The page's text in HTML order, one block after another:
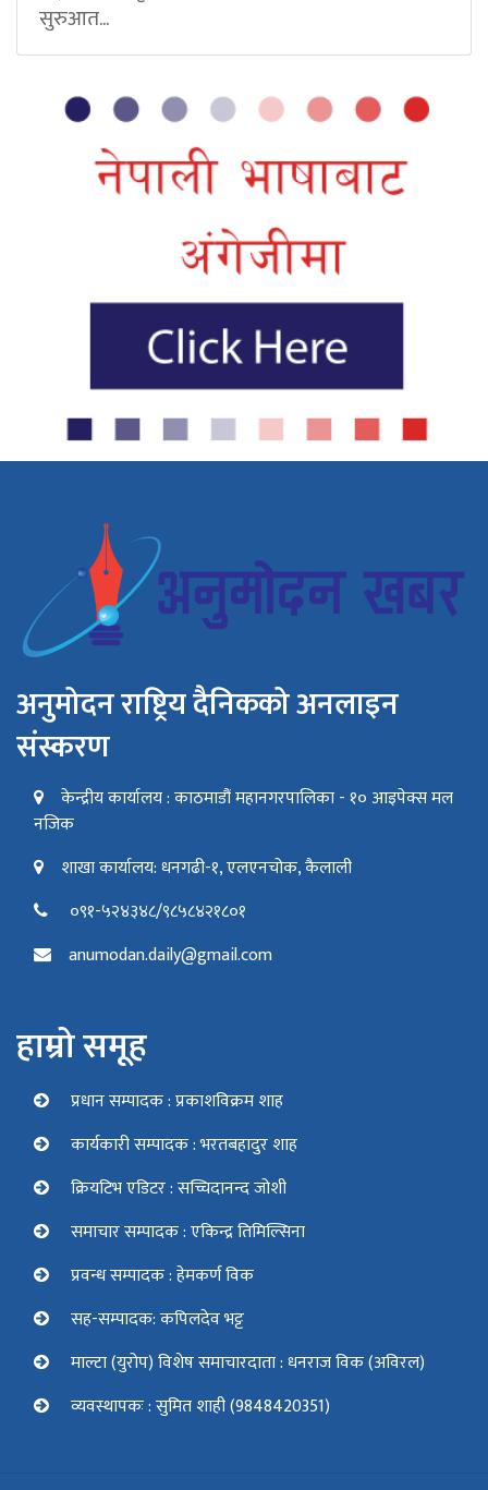
सुरुआत...
अनुमोदन राष्ट्रिय दैनिकको अनलाइन
संस्करण
केन्द्रीय कार्यालय : काठमाडौं महानगरपालिका - १० आइपेक्स मल
नजिक
शाखा कार्यालय: धनगढी-१, एलएनचोक, कैलाली
०९१-५२४३४८/९८५८४२१८०१
anumodan.daily@gmail.com
हाम्रो समूह
प्रधान सम्पादक : प्रकाशविक्रम शाह
कार्यकारी सम्पादक : भरतबहादुर शाह
क्रियटिभ एडिटर : सच्चिदानन्द जोशी
समाचार सम्पादक : एकिन्द्र तिमिल्सिना
प्रवन्ध सम्पादक : हेमकर्ण विक
सह-सम्पादक: कपिलदेव भट्ट
माल्टा (युरोप) विशेष समाचारदाता : धनराज विक (अविरल)
व्यवस्थापकः : सुमित शाही (9848420351)